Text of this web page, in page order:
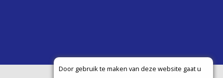
Door gebruik te maken van deze website gaat u